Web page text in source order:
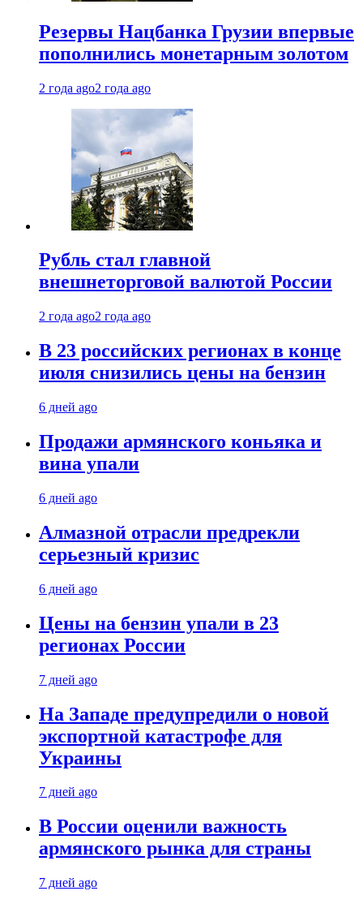
Резервы Нацбанка Грузии впервые
пополнились монетарным золотом
2 года ago2 года ago
Рубль стал главной
внешнеторговой валютой России
2 года ago2 года ago
В 23 российских регионах в конце
июля снизились цены на бензин
6 дней ago
Продажи армянского коньяка и
вина упали
6 дней ago
Алмазной отрасли предрекли
серьезный кризис
6 дней ago
Цены на бензин упали в 23
регионах России
7 дней ago
На Западе предупредили о новой
экспортной катастрофе для
Украины
7 дней ago
В России оценили важность
армянского рынка для страны
7 дней ago